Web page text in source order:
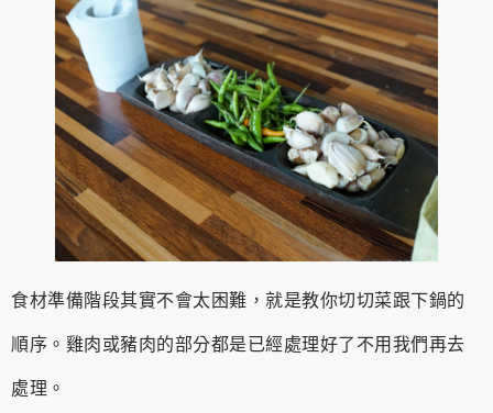
食材準備階段其實不會太困難，就是教你切切菜跟下鍋的
順序。雞肉或豬肉的部分都是已經處理好了不用我們再去
處理。